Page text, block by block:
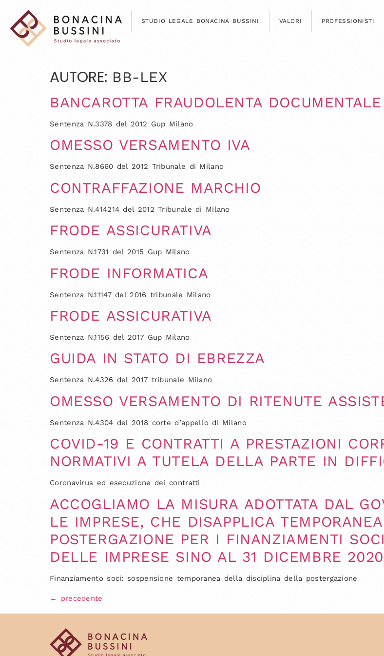
STUDIO LEGALE BONACINA BUSSINI VALORI PROFESSIONISTI
AUTORE: BB-LEX
BANCAROTTA FRAUDOLENTA
Sentenza N.3378 del 2012 Gup Milano
OMESSO VERSAMENTO IVA
Sentenza N.8660 del 2012 Tribunale di Milano
CONTRAFFAZIONE MARCHIO
Sentenza N.414214 del 2012 Tribunale di Milano
FRODE ASSICURATIVA
Sentenza N.1731 del 2015 Gup Milano
FRODE INFORMATICA
Sentenza N.11147 del 2016 tribunale Milano
FRODE ASSICURATIVA
Sentenza N.1156 del 2017 Gup Milano
GUIDA IN STATO DI EBREZZA
Sentenza N.4326 del 2017 tribunale Milano
OMESSO VERSAMENTO DI RITENUTE
Sentenza N.4304 del 2018 corte d’appello di Milano
COVID-19 E CONTRATTI A PRESTAZIONI
NORMATIVI A TUTELA DELLA PARTE IN
Coronavirus ed esecuzione dei contratti
ACCOGLIAMO LA MISURA ADOTTATA DAL
LE IMPRESE, CHE DISAPPLICA
POSTERGAZIONE PER I FINANZIAMENTI
DELLE IMPRESE SINO AL 31 DICEMBRE
Finanziamento soci: sospensione temporanea della disciplina della postergazione
← precedente